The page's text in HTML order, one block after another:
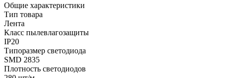
Общие характеристики
Тип товара
Лента
Класс пылевлагозащиты
IP20
Типоразмер светодиода
SMD 2835
Плотность светодиодов